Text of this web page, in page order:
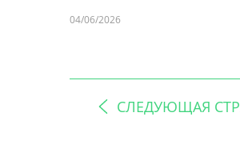
04/06/2026
СЛЕДУЮЩАЯ